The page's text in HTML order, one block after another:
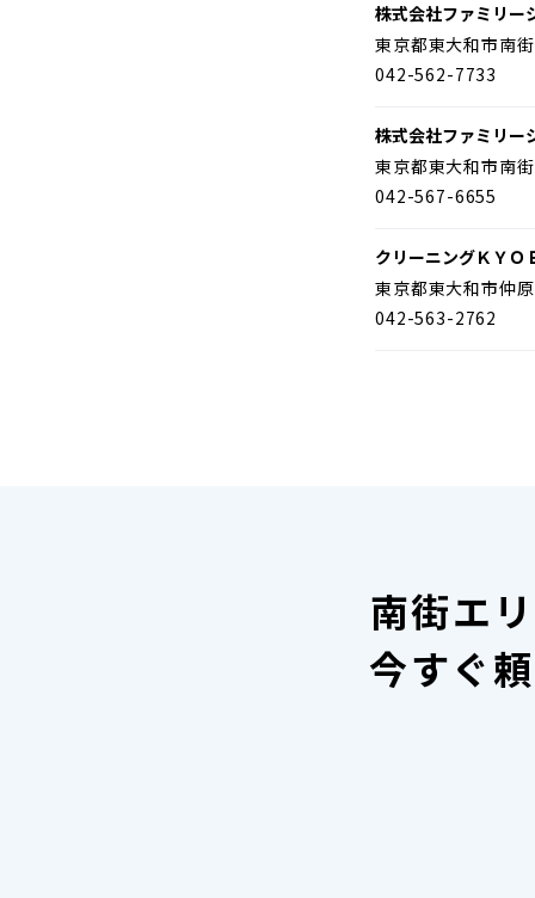
株式会社ファミリ
東京都東大和市南
042-562-7733
株式会社ファミリ
東京都東大和市南
042-567-6655
クリーニングＫＹＯ
東京都東大和市仲
042-563-2762
南街エ
今すぐ